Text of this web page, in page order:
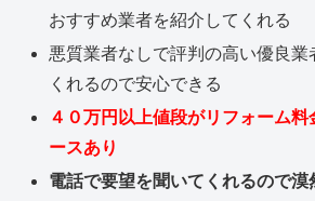
おすすめ業者を紹介してくれる
悪質業者なしで評判の高い優良業
くれるので安心できる
４０万円以上値段がリフォーム
ースあり
電話で要望を聞いてくれるので漠